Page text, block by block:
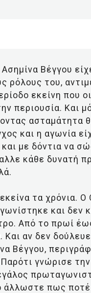
Βέγγου
ρόλους του,
εκείνη που
περιουσία. Και
ασταμάτητα
και η αγωνία
με δόντια να
κάθε δυνατή
τα χρόνια.
και δεν
Από το πρωί
Και αν δεν
Βέγγου,
γνώρισε
άλλωστε πως